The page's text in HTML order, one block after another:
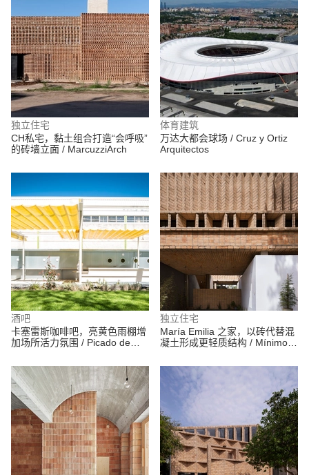
独立住宅
CH私宅，黏土组合打造“会呼吸”
的砖墙立面 / MarcuzziArch
体育建筑
万达大都会球场 / Cruz y Ortiz
Arquitectos
酒吧
卡塞雷斯咖啡吧，亮黄色雨棚增
加场所活力氛围 / Picado de
独立住宅
María Emilia 之家，以砖代替混
凝土形成更轻质结构 / Mínimo